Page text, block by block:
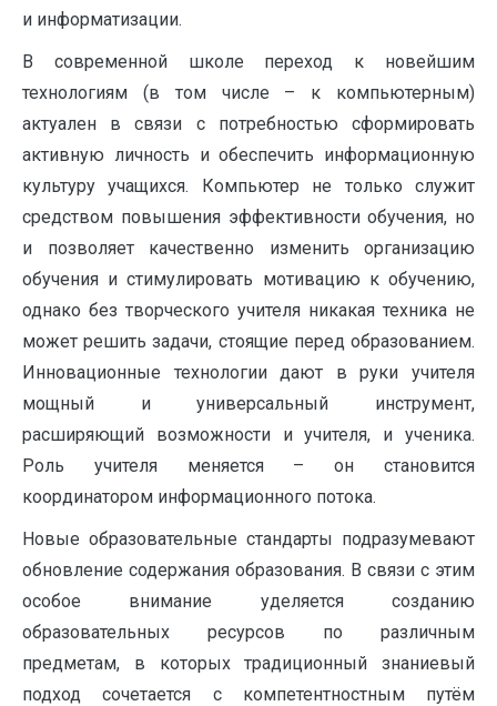
и информатизации.
В современной школе переход к новейшим
технологиям (в том числе – к компьютерным)
актуален в связи с потребностью сформировать
активную личность и обеспечить информационную
культуру учащихся. Компьютер не только служит
средством повышения эффективности обучения, но
и позволяет качественно изменить организацию
обучения и стимулировать мотивацию к обучению,
однако без творческого учителя никакая техника не
может решить задачи, стоящие перед образованием.
Инновационные технологии дают в руки учителя
мощный и универсальный инструмент,
расширяющий возможности и учителя, и ученика.
Роль учителя меняется – он становится
координатором информационного потока.
Новые образовательные стандарты подразумевают
обновление содержания образования. В связи с этим
особое внимание уделяется созданию
образовательных ресурсов по различным
предметам, в которых традиционный знаниевый
подход сочетается с компетентностным путём